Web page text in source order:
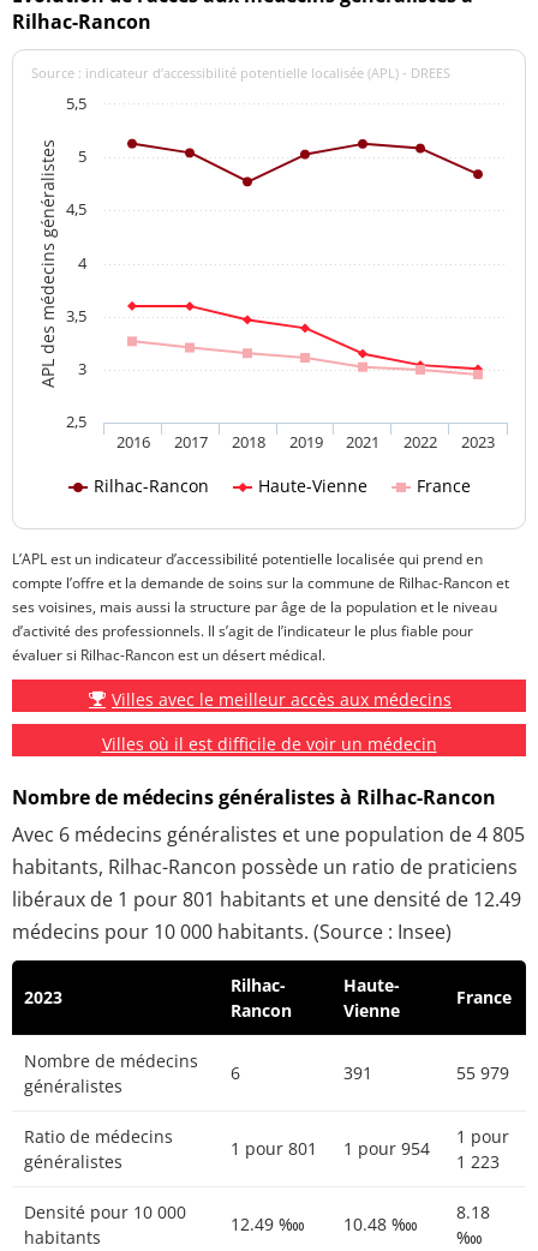
Rilhac-Rancon
APL des médecins généralistes
Source : indicateur d’accessibilité potentielle localisée (APL) - DREES
Rilhac-Rancon Haute-Vienne France
2016 2017 2018 2019 2021 2022 2023
2,5
3
3,5
4
4,5
5
5,5
L’APL est un indicateur d’accessibilité potentielle localisée qui prend en
compte l’offre et la demande de soins sur la commune de Rilhac-Rancon et
ses voisines, mais aussi la structure par âge de la population et le niveau
d’activité des professionnels. Il s’agit de l’indicateur le plus fiable pour
évaluer si Rilhac-Rancon est un désert médical.
Villes avec le meilleur accès aux médecins
Villes où il est difficile de voir un médecin
Nombre de médecins généralistes à Rilhac-Rancon
Avec 6 médecins généralistes et une population de 4 805
habitants, Rilhac-Rancon possède un ratio de praticiens
libéraux de 1 pour 801 habitants et une densité de 12.49
médecins pour 10 000 habitants. (Source : Insee)
2023
Rilhac-
Rancon
Haute-
Vienne
France
Nombre de médecins
généralistes
6 391 55 979
Ratio de médecins
généralistes
1 pour 801 1 pour 954
1 pour
1 223
Densité pour 10 000
habitants
12.49 ‱ 10.48 ‱
8.18
‱